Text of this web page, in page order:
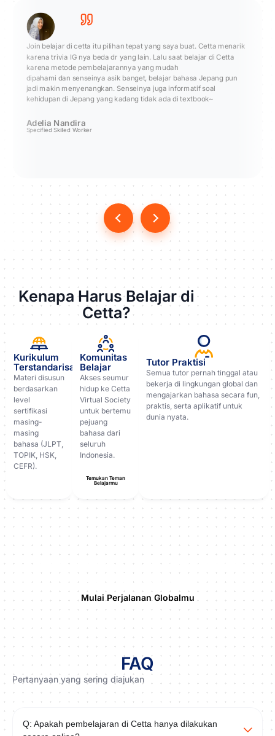
Join belajar di cetta itu pilihan tepat yang saya buat.Cetta menarik
karena trivia IG nya beda dr yang lain. Lalu saat belajar di Cetta
karena metode pembelajarannya yang mudah
dipahami dan senseinya asik banget, belajar bahasa Jepang pun
jadi makin menyenangkan.Senseinya juga informatifsoal
kehidupan di Jepang yang kadang tidak ada di textbook~
Adelia Nandira
Specified Skilled Worker
Kenapa Harus Belajar di
Cetta?
Kurikulum
Terstandarisasi
Materi disusun
berdasarkan
level
sertifikasi
masing-
masing
bahasa (JLPT,
TOPIK, HSK,
CEFR).
Komunitas
Belajar
Akses seumur
hidup ke Cetta
Virtual Society
untuk bertemu
pejuang
bahasa dari
seluruh
Indonesia.
Temukan Teman
Belajarmu
Tutor Praktisi
Semua tutor pernah tinggal atau
bekerja di lingkungan global dan
mengajarkan bahasa secara fun,
praktis, serta aplikatif untuk
dunia nyata.
Satu Bahasa Bisa Mengubah
Arah Hidupmu
Mulai Perjalanan Globalmu
FAQ
Pertanyaan yang sering diajukan
Q: Apakah pembelajaran di Cetta hanya dilakukan